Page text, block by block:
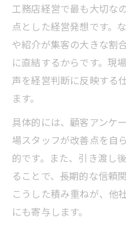
工務店経営で最も大切な
点とした経営発想です。
や紹介が集客の大きな割
に直結するからです。現
声を経営判断に反映する
ます。
具体的には、顧客アンケ
場スタッフが改善点を自
的です。また、引き渡し
ることで、長期的な信頼
こうした積み重ねが、他
にも寄与します。